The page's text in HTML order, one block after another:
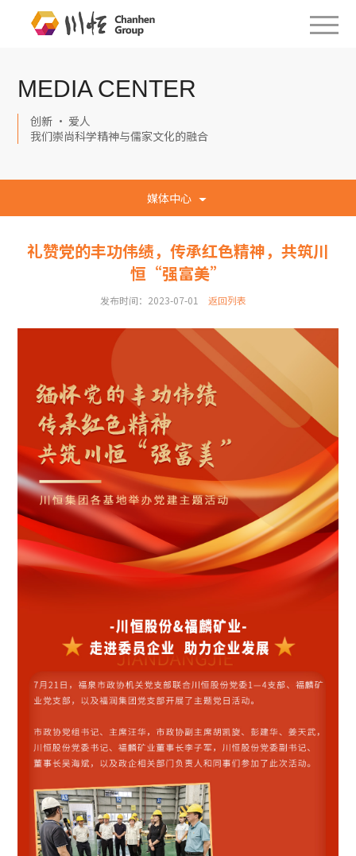
MEDIA CENTER
创新 · 爱人
我们崇尚科学精神与儒家文化的融合
媒体中心
礼赞党的丰功伟绩，传承红色精神，共筑川
恒“强富美”
发布时间：2023-07-01 返回列表